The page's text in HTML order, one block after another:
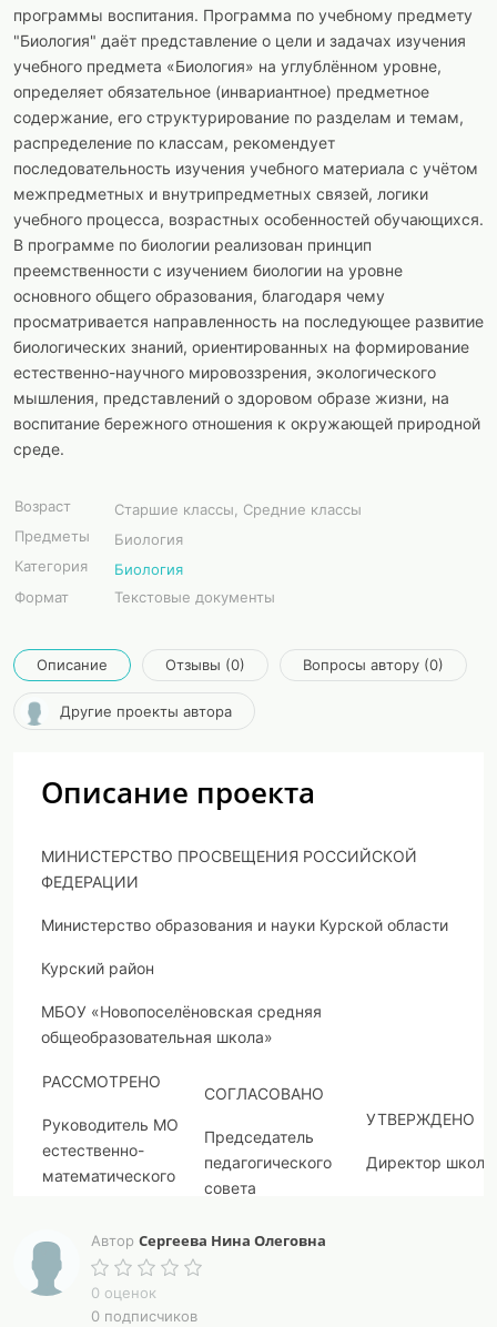
программы воспитания. Программа по учебному предмету
"Биология" даёт представление о цели и задачах изучения
учебного предмета «Биология» на углублённом уровне,
определяет обязательное (инвариантное) предметное
содержание, его структурирование по разделам и темам,
распределение по классам, рекомендует
последовательность изучения учебного материала с учётом
межпредметных и внутрипредметных связей, логики
учебного процесса, возрастных особенностей обучающихся.
В программе по биологии реализован принцип
преемственности с изучением биологии на уровне
основного общего образования, благодаря чему
просматривается направленность на последующее развитие
биологических знаний, ориентированных на формирование
естественно-научного мировоззрения, экологического
мышления, представлений о здоровом образе жизни, на
воспитание бережного отношения к окружающей природной
среде.
Возраст
Старшие классы, Средние классы
Предметы
Биология
Категория
Биология
Формат
Текстовые документы
Описание Отзывы (0) Вопросы автору (0)
Другие проекты автора
Описание проекта
МИНИСТЕРСТВО ПРОСВЕЩЕНИЯ РОССИЙСКОЙ
ФЕДЕРАЦИИ
Министерство образования и науки Курской области‌‌
Курский район‌
МБОУ «Новопоселёновская средняя
общеобразовательная школа»
РАССМОТРЕНО
Руководитель МО
естественно-
математического
________________________
Мусатова В.В.
СОГЛАСОВАНО
Председатель
педагогического
совета
УТВЕРЖДЕНО
Директор школы
Автор Сергеева Нина Олеговна
0 оценок
0 подписчиков